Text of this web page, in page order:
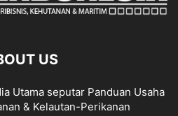
US
Utama seputar Panduan Usaha
& Kelautan-Perikanan